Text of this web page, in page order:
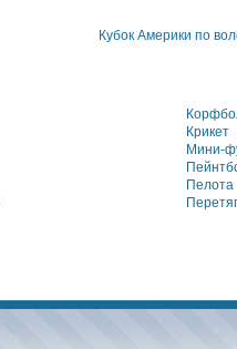
Кубок Америки по
Крикет
Мини-
Пелота